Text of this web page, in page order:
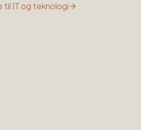
til IT og teknologi